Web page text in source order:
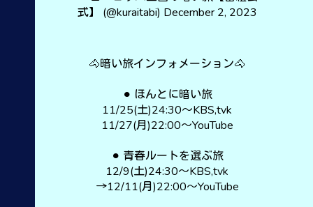
式】 (@kuraitabi) December 2, 2023
🐴暗い旅インフォメーション🐴
⚫︎ ほんとに暗い旅
11/25(土)24:30〜KBS,tvk
11/27(月)22:00〜YouTube
⚫︎ 青春ルートを選ぶ旅
12/9(土)24:30〜KBS,tvk
→12/11(月)22:00〜YouTube